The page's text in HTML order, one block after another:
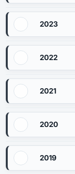
2023
2022
2021
2020
2019